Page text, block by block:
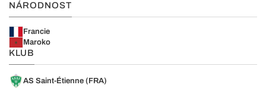
NÁRODNOST
Francie
Maroko
KLUB
AS Saint-Étienne (FRA)